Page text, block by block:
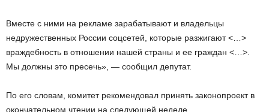
Вместе с ними на рекламе зарабатывают и владельцы
недружественных России соцсетей, которые разжигают <…>
враждебность в отношении нашей страны и ее граждан <…>.
Мы должны это пресечь», — сообщил депутат.
По его словам, комитет рекомендовал принять законопроект в
окончательном чтении на следующей неделе.